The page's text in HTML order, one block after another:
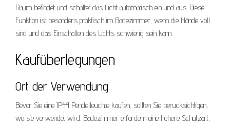
Raum befindet und schaltet das Licht automatisch ein und aus. Diese
Funktion ist besonders praktisch im Badezimmer, wenn die Hände voll
sind und das Einschalten des Lichts schwierig sein kann.
Kaufüberlegungen
Ort der Verwendung
Bevor Sie eine IP44 Pendelleuchte kaufen, sollten Sie berücksichtigen,
wo sie verwendet wird. Badezimmer erfordern eine höhere Schutzart,